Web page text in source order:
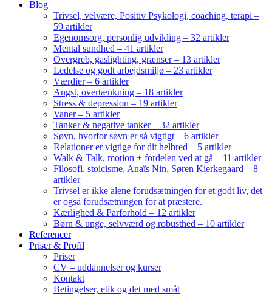
Blog
Trivsel, velvære, Positiv Psykologi, coaching, terapi –
59 artikler
Egenomsorg, personlig udvikling – 32 artikler
Mental sundhed – 41 artikler
Overgreb, gaslighting, grænser – 13 artikler
Ledelse og godt arbejdsmiljø – 23 artikler
Værdier – 6 artikler
Angst, overtænkning – 18 artikler
Stress & depression – 19 artikler
Vaner – 5 artikler
Tanker & negative tanker – 32 artikler
Søvn, hvorfor søvn er så vigtigt – 6 artikler
Relationer er vigtige for dit helbred – 5 artikler
Walk & Talk, motion + fordelen ved at gå – 11 artikler
Filosofi, stoicisme, Anaïs Nin, Søren Kierkegaard – 8
artikler
Trivsel er ikke alene forudsætningen for et godt liv, det
er også forudsætningen for at præstere.
Kærlighed & Parforhold – 12 artikler
Børn & unge, selvværd og robusthed – 10 artikler
Referencer
Priser & Profil
Priser
CV – uddannelser og kurser
Kontakt
Betingelser, etik og det med småt